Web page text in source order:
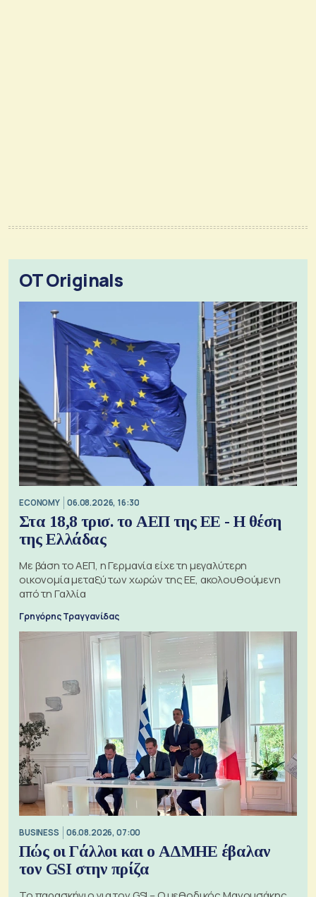
OT Originals
ECONOMY 06.08.2026, 16:30
Στα 18,8 τρισ. το ΑΕΠ της ΕΕ - Η θέση
της Ελλάδας
Με βάση το ΑΕΠ, η Γερμανία είχε τη μεγαλύτερη
οικονομία μεταξύ των χωρών της ΕΕ, ακολουθούμενη
από τη Γαλλία
Γρηγόρης Τραγγανίδας
BUSINESS 06.08.2026, 07:00
Πώς οι Γάλλοι και ο ΑΔΜΗΕ έβαλαν
τον GSI στην πρίζα